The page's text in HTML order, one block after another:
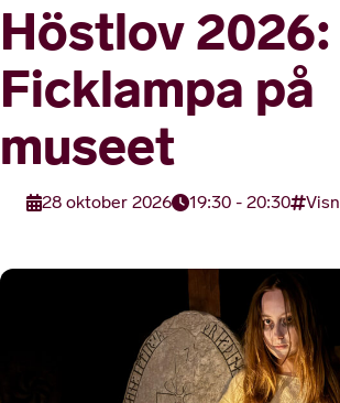
Höstlov 2026:
Ficklampa på
museet
28 oktober 2026 19:30 - 20:30